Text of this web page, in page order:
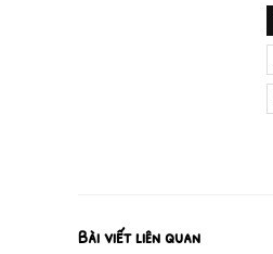
Bài viết liên quan